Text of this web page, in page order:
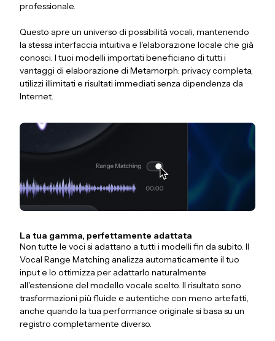
professionale.
Questo apre un universo di possibilità vocali, mantenendo
la stessa interfaccia intuitiva e l'elaborazione locale che già
conosci. I tuoi modelli importati beneficiano di tutti i
vantaggi di elaborazione di Metamorph: privacy completa,
utilizzi illimitati e risultati immediati senza dipendenza da
Internet.
La tua gamma, perfettamente adattata
Non tutte le voci si adattano a tutti i modelli fin da subito. Il
Vocal Range Matching analizza automaticamente il tuo
input e lo ottimizza per adattarlo naturalmente
all'estensione del modello vocale scelto. Il risultato sono
trasformazioni più fluide e autentiche con meno artefatti,
anche quando la tua performance originale si basa su un
registro completamente diverso.